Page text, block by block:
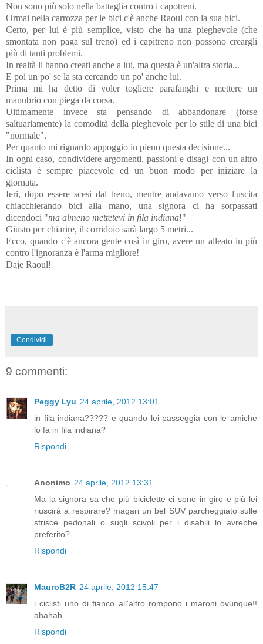
Non sono più solo nella battaglia contro i capotreni.
Ormai nella carrozza per le bici c'è anche Raoul con la sua bici.
Certo, per lui è più semplice, visto che ha una pieghevole (che
smontata non paga sul treno) ed i capitreno non possono creargli
più di tanti problemi.
In realtà li hanno creati anche a lui, ma questa è un'altra storia...
E poi un po' se la sta cercando un po' anche lui.
Prima mi ha detto di voler togliere parafanghi e mettere un
manubrio con piega da corsa.
Ultimamente invece sta pensando di abbandonare (forse
saltuariamente) la comodità della pieghevole per lo stile di una bici
"normale".
Per quanto mi riguardo appoggio in pieno questa decisione...
In ogni caso, condividere argomenti, passioni e disagi con un altro
ciclista è sempre piacevole ed un buon modo per iniziare la
giornata.
Ieri, dopo essere scesi dal treno, mentre andavamo verso l'uscita
chiacchierando bici alla mano, una signora ci ha sorpassati
dicendoci "ma almeno mettetevi in fila indiana!"
Giusto per chiarire, il corridoio sarà largo 5 metri...
Ecco, quando c'è ancora gente così in giro, avere un alleato in più
contro l'ignoranza è l'arma migliore!
Daje Raoul!
Condividi
9 commenti:
Peggy Lyu 24 aprile, 2012 13:01
in fila indiana????? e quando lei passeggia con le amiche
lo fa in fila indiana?
Rispondi
Anonimo 24 aprile, 2012 13:31
Ma la signora sa che più biciclette ci sono in giro e più lei
riuscirà a respirare? magari un bel SUV parcheggiato sulle
strisce pedonali o sugli scivoli per i disabili lo avrebbe
preferito?
Rispondi
MauroB2R 24 aprile, 2012 15:47
i ciclisti uno di fianco all'altro rompono i maroni ovunque!!
ahahah
Rispondi